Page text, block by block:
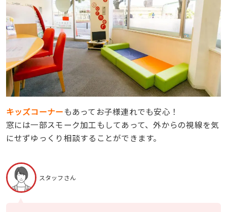
キッズコーナーもあってお子様連れでも安心！
窓には一部スモーク加工もしてあって、外からの視線を気
にせずゆっくり相談することができます。
スタッフさん